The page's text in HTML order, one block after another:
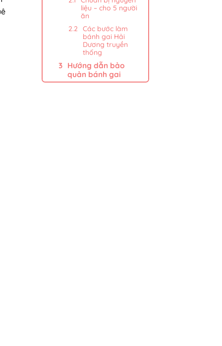
liệu – cho 5 người
ăn
Các bước làm
bánh gai Hải
Dương truyền
thống
Hướng dẫn bảo
quản bánh gai